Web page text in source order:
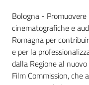
Contenuto
Bologna -
cinematografiche e
Romagna per
e per la
dalla Regione al
Film Commission, che